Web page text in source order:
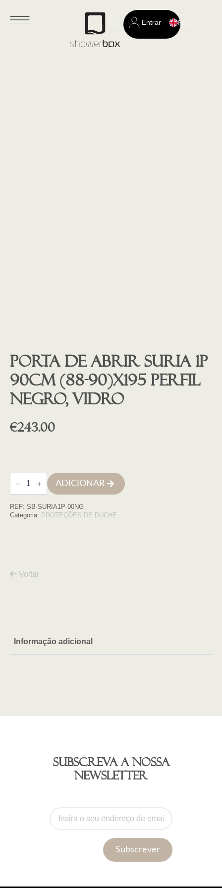
Search
for:
Entrar
Porta de abrir Suria 1P
90cm (88-90)X195 Perfil
NEGRO, Vidro
€243.00
Quantidade
de
Porta
abrir
Suria
Vidro
ADICIONAR
REF: SB-SURIA1P-90NG
Categoria: PROTEÇÕES DE DUCHE
Voltar
Informação adicional
Subscreva a nossa
newsletter
Subscrever